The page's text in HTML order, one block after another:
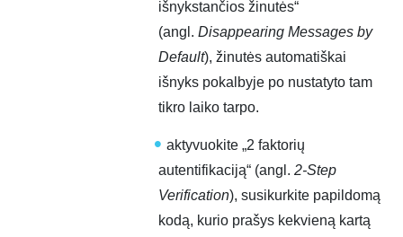
išnykstančios žinutės“
(angl. Disappearing Messages by
Default), žinutės automatiškai
išnyks pokalbyje po nustatyto tam
tikro laiko tarpo.
aktyvuokite „2 faktorių
autentifikaciją“ (angl. 2-Step
Verification), susikurkite papildomą
kodą, kurio prašys kekvieną kartą